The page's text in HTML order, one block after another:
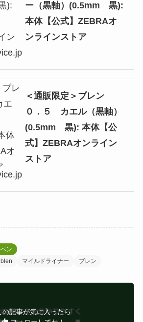
ー（黒軸）(0.5mm 黒):
本体【公式】ZEBRAオ
ンラインストア
＜通販限定＞ブレン
０．５ カエル（黒軸）
(0.5mm 黒): 本体【公
式】ZEBRAオンライン
ストア
ン
blen マイルドライナー ブレン
の記事が気に入ったら